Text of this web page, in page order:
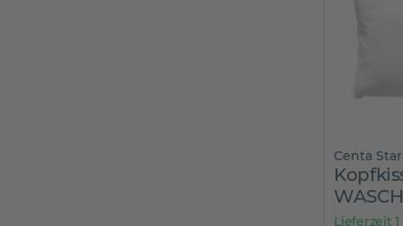
Centa Star
Lieferzeit 1